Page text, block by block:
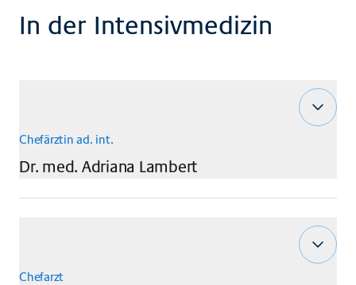
In der Intensivmedizin
Chefärztin ad. int.
Dr. med. Adriana Lambert
Chefarzt